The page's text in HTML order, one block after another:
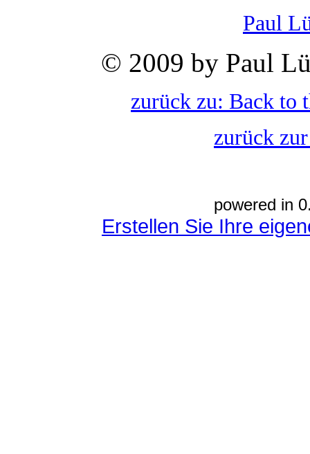
Paul
© 2009 by Paul
zurück zu: Back to
zurück
powered in
Erstellen Sie Ihre